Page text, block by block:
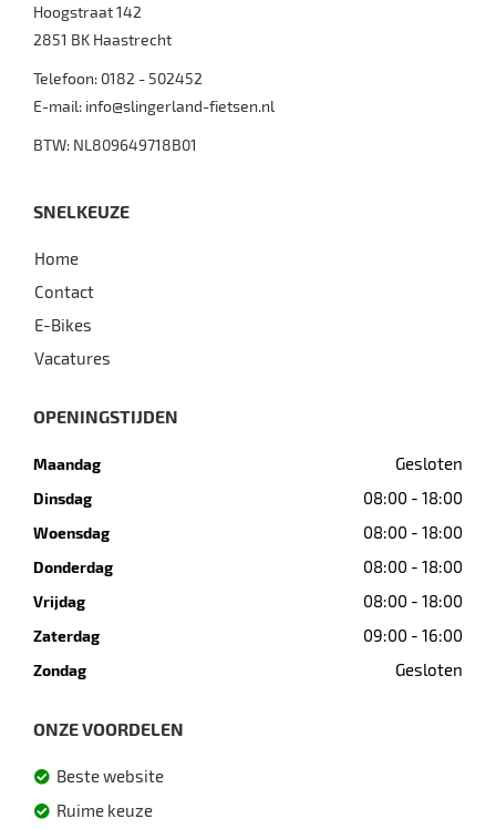
Hoogstraat 142
2851 BK Haastrecht
Telefoon: 0182 - 502452
E-mail: info@slingerland-fietsen.nl
BTW: NL809649718B01
SNELKEUZE
Home
Contact
E-Bikes
Vacatures
OPENINGSTIJDEN
Maandag Gesloten
Dinsdag 08:00 - 18:00
Woensdag 08:00 - 18:00
Donderdag 08:00 - 18:00
Vrijdag 08:00 - 18:00
Zaterdag 09:00 - 16:00
Zondag Gesloten
ONZE VOORDELEN
Beste website
Ruime keuze